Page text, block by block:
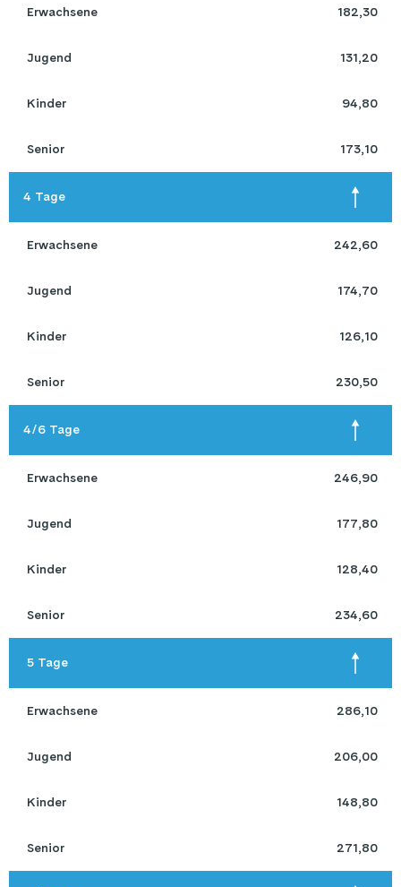
Erwachsene 182,30
Jugend 131,20
Kinder 94,80
Senior 173,10
4 Tage
Erwachsene 242,60
Jugend 174,70
Kinder 126,10
Senior 230,50
4/6 Tage
Erwachsene 246,90
Jugend 177,80
Kinder 128,40
Senior 234,60
5 Tage
Erwachsene 286,10
Jugend 206,00
Kinder 148,80
Senior 271,80